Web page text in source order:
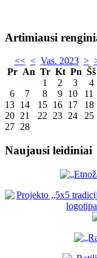
Artimiausi
<< < Vas. 2023 >
Pr An Tr Kt Pn Šš
1
2 3 4
6
7 8 9 10 11
13 14 15 16 17 18
20 21 22 23 24 25
27 28
Naujausi leidiniai